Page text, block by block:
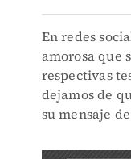
En redes
amorosa que
respectivas
dejamos de
su mensaje